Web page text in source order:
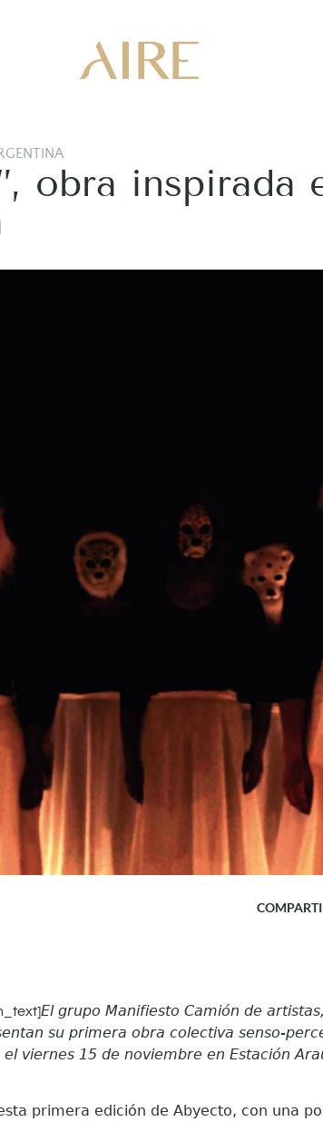
obra inspirada
El grupo Manifiesto Camión de artista
su primera obra colectiva senso-
viernes 15 de noviembre en Estación
primera edición de Abyecto, con una